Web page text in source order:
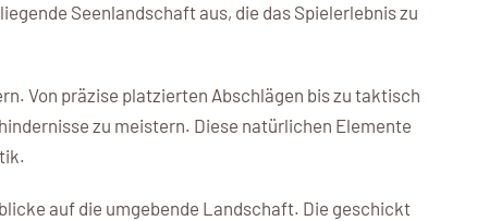
Seenlandschaft aus, die das Spielerlebnis zu
Von präzise platzierten Abschlägen bis zu taktisch
zu meistern. Diese natürlichen Elemente
auf die umgebende Landschaft. Die geschickt